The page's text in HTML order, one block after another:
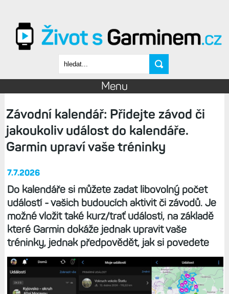
Vyhledávání
Menu
Závodní kalendář: Přidejte závod či
jakoukoliv událost do kalendáře.
Garmin upraví vaše tréninky
7.7.2026
Do kalendáře si můžete zadat libovolný počet
událostí - vašich budoucích aktivit či závodů. Je
možné vložit také kurz/trať události, na základě
které Garmin dokáže jednak upravit vaše
tréninky, jednak předpovědět, jak si povedete